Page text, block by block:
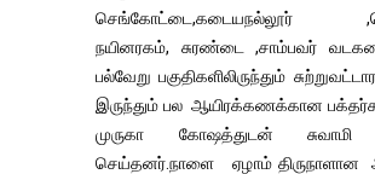
செங்கோட்டை,கடையநல்லூர்
நயினரகம், சுரண்டை ,சாம்பவர்
பல்வேறு பகுதிகளிலிருந்தும்
இருந்தும் பல ஆயிரக்கணக்கான
முருகா கோஷத்துடன் சுவாமி
செய்தனர்.நாளை ஏழாம் திருநாளான